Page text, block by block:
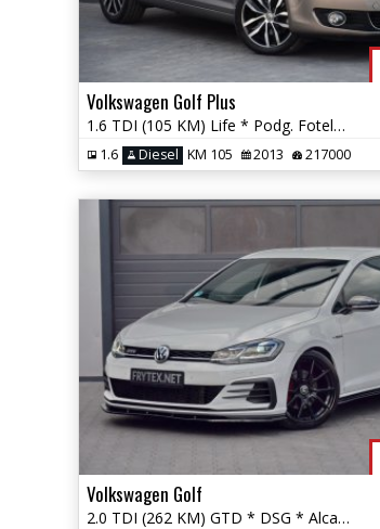
Volkswagen Golf Plus
1.6 TDI (105 KM) Life * Podg. Fotele * 2xPDC * Climatronic * Gwarancja
1.6 Diesel KM 105 2013 217000
Volkswagen Golf
2.0 TDI (262 KM) GTD * DSG * Alcantara * Maxton Design * Ambiente *